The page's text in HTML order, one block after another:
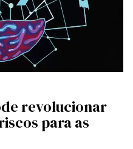
revolucionar
para as